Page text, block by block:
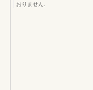
おりません.